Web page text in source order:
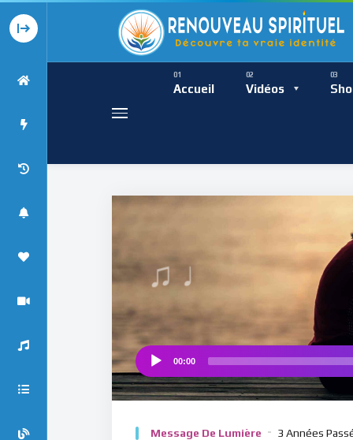
Accueil Vidéos
Présence
Présence
♩
Audio
Player
00:00
Message De Lumière 3 Années